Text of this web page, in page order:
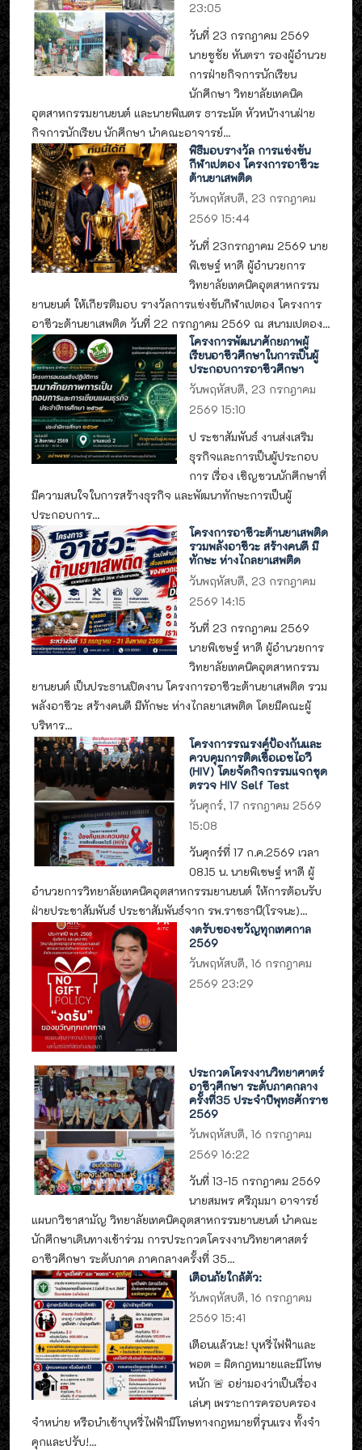
23:05
วันที่ 23 กรกฎาคม 2569
นายชูชัย หันตรา รองผู้อำนวย
การฝ่ายกิจการนักเรียน
นักศึกษา วิทยาลัยเทคนิค
อุตสาหกรรมยานยนต์ และนายพิเนตร ธาระมัต หัวหน้างานฝ่าย
กิจการนักเรียน นักศึกษา นำคณะอาจารย์...
พิธีมอบรางวัล การแข่งขัน
กีฬาเปตอง โครงการอาชีวะ
ต้านยาเสพติด
วันพฤหัสบดี, 23 กรกฎาคม
2569 15:44
วันที่ 23กรกฎาคม 2569 นาย
พิเชษฐ์ หาดี ผู้อำนวยการ
วิทยาลัยเทคนิคอุตสาหกรรม
ยานยนต์ ให้เกียรติมอบ รางวัลการแข่งขันกีฬาเปตอง โครงการ
อาชีวะต้านยาเสพติด วันที่ 22 กรกฎาคม 2569 ณ สนามเปตอง...
โครงการพัฒนาศักยภาพผู้
เรียนอาชีวศึกษาในการเป็นผู้
ประกอบการอาชีวศึกษา
วันพฤหัสบดี, 23 กรกฎาคม
2569 15:10
ป ระชาสัมพันธ์ งานส่งเสริม
ธุรกิจและการเป็นผู้ประกอบ
การ เรื่อง เชิญชวนนักศึกษาที่
มีความสนใจในการสร้างธุรกิจ และพัฒนาทักษะการเป็นผู้
ประกอบการ...
โครงการอาชีวะต้านยาเสพติด
รวมพลังอาชีวะ สร้างคนดี มี
ทักษะ ห่างไกลยาเสพติด
วันพฤหัสบดี, 23 กรกฎาคม
2569 14:15
วันที่ 23 กรกฎาคม 2569
นายพิเชษฐ์ หาดี ผู้อำนวยการ
วิทยาลัยเทคนิคอุตสาหกรรม
ยานยนต์ เป็นประธานเปิดงาน โครงการอาชีวะต้านยาเสพติด รวม
พลังอาชีวะ สร้างคนดี มีทักษะ ห่างไกลยาเสพติด โดยมีคณะผู้
บริหาร...
โครงการรณรงค์ป้องกันและ
ควบคุมการติดเชื้อเอชไอวี
(HIV) โดยจัดกิจกรรมแจกชุด
ตรวจ HIV Self Test
วันศุกร์, 17 กรกฎาคม 2569
15:08
วันศุกร์ที่ 17 ก.ค.2569 เวลา
08.15 น. นายพิเชษฐ์ หาดี ผู้
อำนวยการวิทยาลัยเทคนิคอุตสาหกรรมยานยนต์ ให้การต้อนรับ
ฝ่ายประชาสัมพันธ์ ประชาสัมพันธ์จาก รพ.ราชธานี(โรจนะ)...
งดรับของขวัญทุกเทศกาล
2569
วันพฤหัสบดี, 16 กรกฎาคม
2569 23:29
ประกวดโครงงานวิทยาศาตร์
อาชีวศึกษา ระดับภาคกลาง
ครั้งที่35 ประจำปีพุทธศักราช
2569
วันพฤหัสบดี, 16 กรกฎาคม
2569 16:22
วันที่ 13-15 กรกฎาคม 2569
นายสมพร ศรีภุมมา อาจารย์
แผนกวิชาสามัญ วิทยาลัยเทคนิคอุตสาหกรรมยานยนต์ นำคณะ
นักศึกษาเดินทางเข้าร่วม การประกวดโครงงานวิทยาศาสตร์
อาชีวศึกษา ระดับภาค ภาคกลางครั้งที่ 35...
เตือนภัยใกล้ตัว:
วันพฤหัสบดี, 16 กรกฎาคม
2569 15:41
เตือนแล้วนะ! บุหรี่ไฟฟ้าและ
พอต = ผิดกฎหมายและมีโทษ
หนัก 🚨 อย่ามองว่าเป็นเรื่อง
เล่นๆ เพราะการครอบครอง
จำหน่าย หรือนำเข้าบุหรี่ไฟฟ้ามีโทษทางกฎหมายที่รุนแรง ทั้งจำ
คุกและปรับ!...